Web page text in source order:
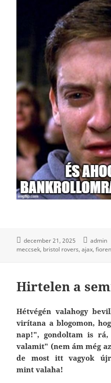
december 21, 2025 admin
meccsek bristol rovers ajax
Hirtelen a
Hétvégén valahogy
virítana a blogomon,
nap!", gondoltam is
valamit" (nem ám még
de most itt vagyok
mint valaha!